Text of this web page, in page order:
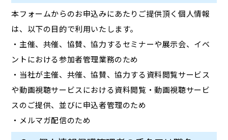
本フォームからのお申込みにあたりご提供頂く個人情報
は、以下の目的で利用いたします。
・主催、共催、協賛、協力するセミナーや展示会、イベ
ントにおける参加者管理業務のため
・当社が主催、共催、協賛、協力する資料閲覧サービス
や動画視聴サービスにおける資料閲覧・動画視聴サービ
スのご提供、並びに申込者管理のため
・メルマガ配信のため